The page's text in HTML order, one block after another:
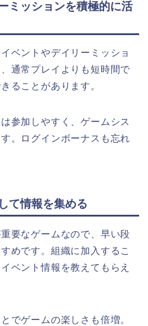
ミッションを積極的に活
ベントやデイリーミッショ
通常プレイよりも短時間で
ることがあります。
参加しやすく、ゲームシス
。ログインボーナスも忘れ
て情報を集める
要なゲームなので、早い段
めです。組織に加入するこ
ベント情報を教えてもらえ
でゲームの楽しさも倍増。